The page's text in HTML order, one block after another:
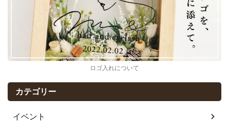
ロゴ入れについて
カテゴリー
イベント